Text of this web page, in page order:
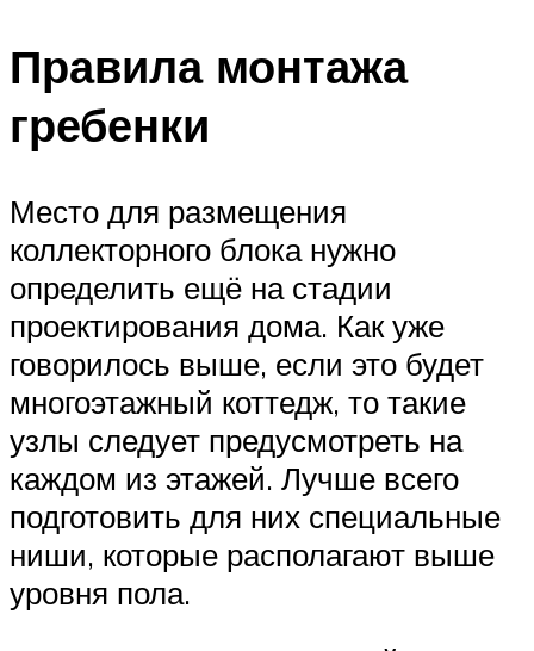
Правила монтажа
гребенки
Место для размещения
коллекторного блока нужно
определить ещё на стадии
проектирования дома. Как уже
говорилось выше, если это будет
многоэтажный коттедж, то такие
узлы следует предусмотреть на
каждом из этажей. Лучше всего
подготовить для них специальные
ниши, которые располагают выше
уровня пола.